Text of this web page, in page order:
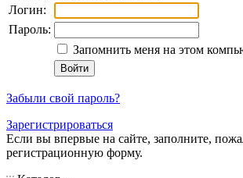
Логин:
Пароль:
Запомнить меня на этом
Забыли свой пароль?
Зарегистрироваться
Если вы впервые на сайте, заполните,
регистрационную форму.